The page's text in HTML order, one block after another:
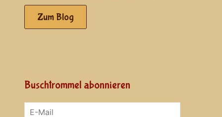
Zum Blog
Buschtrommel abonnieren